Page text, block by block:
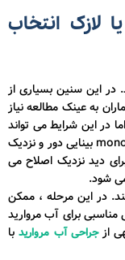
لازک انتخاب
می کنند. در این سنین بسیاری از
به عینک مطالعه نیاز
در این شرایط می تواند
monovision بینایی دور و نزدیک
دید نزدیک اصلاح می
شود.
60 سالگی تغییر کند. در این مرحله ، ممکن
برای آب مروارید
ازجراحی آب مرواریدبا